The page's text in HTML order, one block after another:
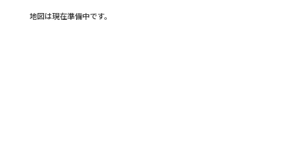
地図は現在準備中です。